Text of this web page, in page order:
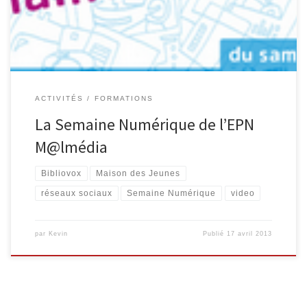
année, l’EPN M@lmédia s’inscrit à cette semaine pour proposer
différents moments. Deux ateliers sont […]
ACTIVITÉS FORMATIONS
La Semaine Numérique de l’EPN
M@lmédia
Bibliovox Maison des Jeunes
réseaux sociaux Semaine Numérique video
par Kevin Publié 17 avril 2013